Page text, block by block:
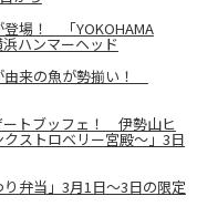
登場！ 「YOKOHAMA
浜ハンマーヘッド
由来の魚が勢揃い！
ートブッフェ！ 伊勢山ヒ
ストロベリー宮殿～」3日
弁当」3月1日～3日の限定